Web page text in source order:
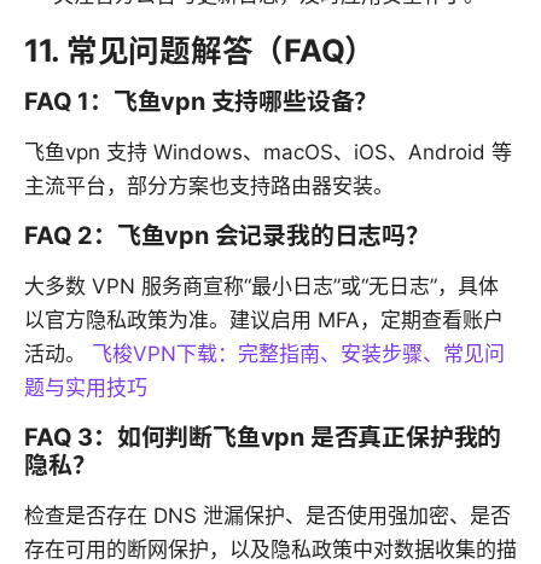
11. 常见问题解答（FAQ）
FAQ 1：飞鱼vpn 支持哪些设备？
飞鱼vpn 支持 Windows、macOS、iOS、Android 等
主流平台，部分方案也支持路由器安装。
FAQ 2：飞鱼vpn 会记录我的日志吗？
大多数 VPN 服务商宣称“最小日志”或“无日志”，具体
以官方隐私政策为准。建议启用 MFA，定期查看账户
活动。 飞梭VPN下载：完整指南、安装步骤、常见问
题与实用技巧
FAQ 3：如何判断飞鱼vpn 是否真正保护我的
隐私？
检查是否存在 DNS 泄漏保护、是否使用强加密、是否
存在可用的断网保护，以及隐私政策中对数据收集的描